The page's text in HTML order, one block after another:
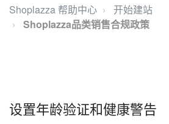
Shoplazza 帮助中心
开始建站
Shoplazza品类销售合规政策
设置年龄验证和健康警告